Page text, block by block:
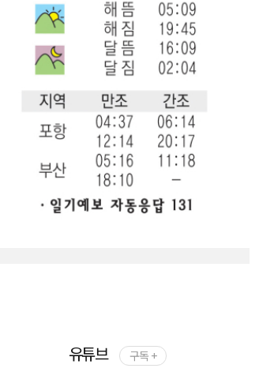
유튜브 구독 +